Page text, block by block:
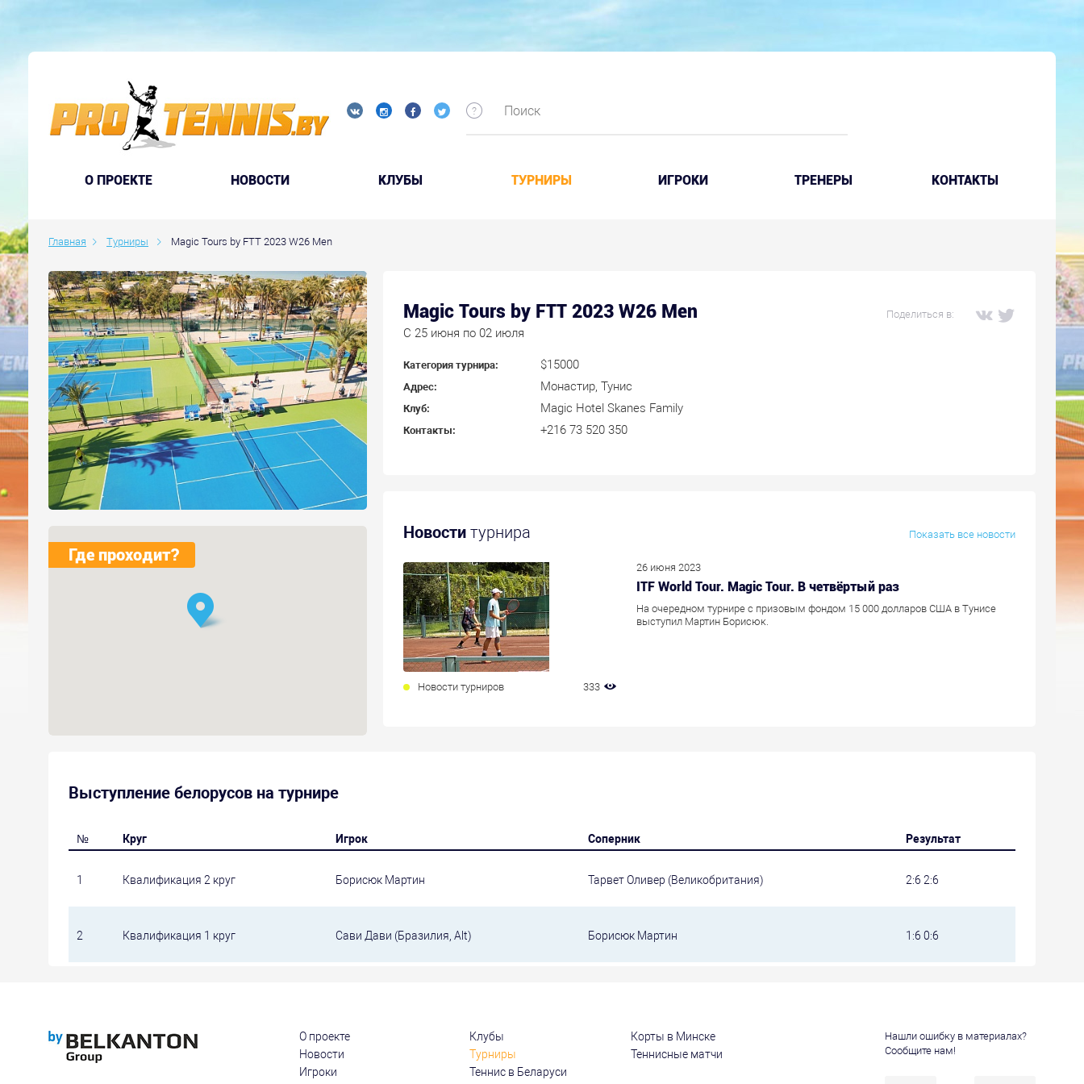
O ПРОЕКТЕ НОВОСТИ КЛУБЫ ТУРНИРЫ ИГРОКИ ТРЕНЕРЫ КОНТАКТЫ
Главная Турниры Magic Tours by FTT 2023 W26 Men
Поделиться в:
Magic Tours by FTT 2023 W26 Men
C 25 июня по 02 июля
Категория турнира: $15000
Адрес: Монастир, Тунис
Клуб: Magic Hotel Skanes Family
Контакты: +216 73 520 350
Показать все новости
Новости турнира
Новости турниров 333
26 июня 2023
ITF World Tour. Magic Tour. В четвёртый раз
На очередном турнире с призовым фондом 15 000 долларов США в Тунисе
выступил Мартин Борисюк.
Где проходит?
Выступление белорусов на турнире
№ Круг Игрок Соперник Результат
1 Квалификация 2 круг Борисюк Мартин Тарвет Оливер (Великобритания) 2:6 2:6
2 Квалификация 1 круг Сави Дави (Бразилия, Alt) Борисюк Мартин 1:6 0:6
О проекте
Новости
Игроки
Клубы
Турниры
Теннис в Беларуси
Корты в Минске
Теннисные матчи
Нашли ошибку в материалах?
Сообщите нам!